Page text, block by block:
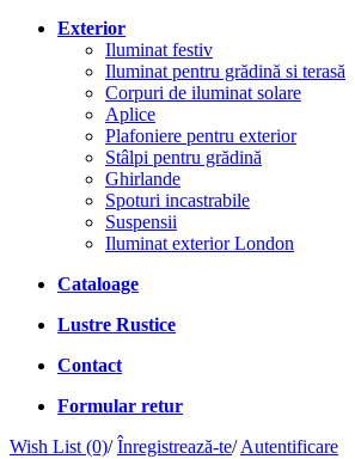
Exterior
Iluminat festiv
Iluminat pentru grădină si terasă
Corpuri de iluminat solare
Aplice
Plafoniere pentru exterior
Stâlpi pentru grădină
Ghirlande
Spoturi incastrabile
Suspensii
Iluminat exterior London
Cataloage
Lustre Rustice
Contact
Formular retur
Wish List (0)/ Înregistrează-te/ Autentificare